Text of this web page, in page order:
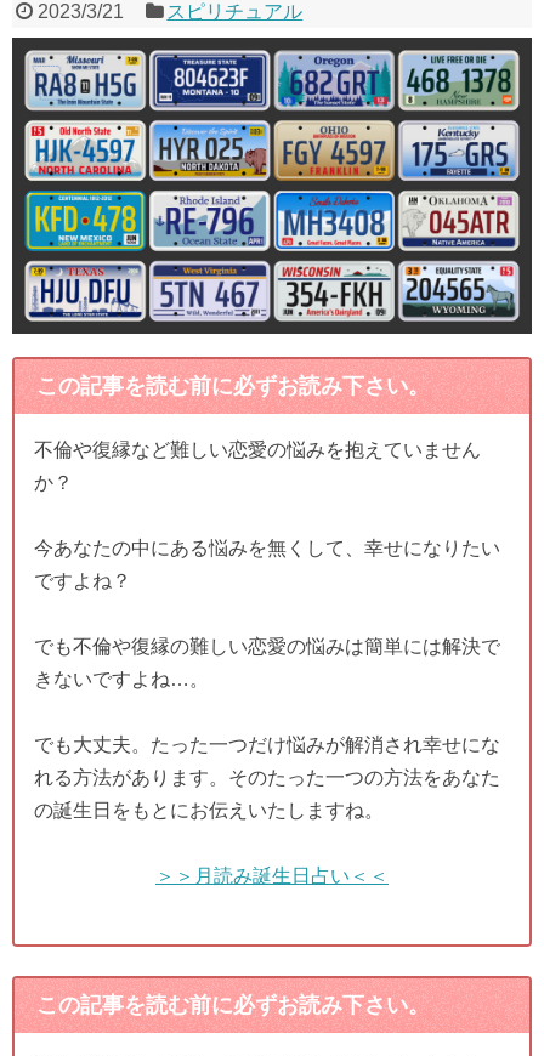
2023/3/21 スピリチュアル
この記事を読む前に必ずお読み下さい。
不倫や復縁など難しい恋愛の悩みを抱えていません
か？
今あなたの中にある悩みを無くして、幸せになりたい
ですよね？
でも不倫や復縁の難しい恋愛の悩みは簡単には解決で
きないですよね…。
でも大丈夫。たった一つだけ悩みが解消され幸せにな
れる方法があります。そのたった一つの方法をあなた
の誕生日をもとにお伝えいたしますね。
＞＞月読み誕生日占い＜＜
この記事を読む前に必ずお読み下さい。